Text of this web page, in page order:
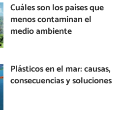
Cuáles son los países que
menos contaminan el
medio ambiente
Plásticos en el mar: causas,
consecuencias y soluciones